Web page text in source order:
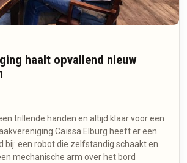
haalt opvallend nieuw
trillende handen en altijd klaar voor een
Caïssa Elburg heeft er een
bij: een robot die zelfstandig schaakt en
mechanische arm over het bord